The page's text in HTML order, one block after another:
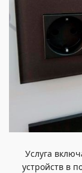
Услуга
устройств в